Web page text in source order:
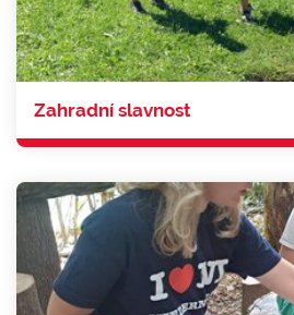
Zahradní slavnost